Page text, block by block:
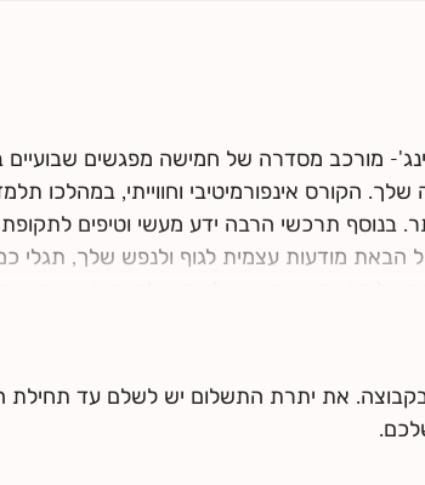
מורכב מסדרה של חמישה מפגשים שבועיים
הקורס אינפורמיטיבי וחווייתי, במהלכו
בנוסף תרכשי הרבה ידע מעשי וטיפים לתקופת
הבאת מודעות עצמית לגוף ולנפש שלך, תגלי
בלידה עדינה כאשר לומדים להרפות אותם. את
השנייה, עם התינוק.ת שלכם ועם הצוות
את יתרת התשלום יש לשלם עד תחילת